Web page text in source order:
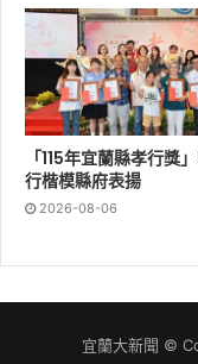
「115年宜蘭縣孝行獎
行楷模縣府表揚
2026-08-06
宜蘭大新聞 ©